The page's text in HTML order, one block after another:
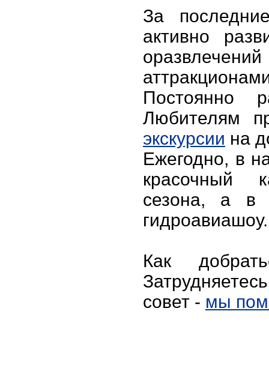
За
активно
Постоянно
Любителям
экскурсии на
Ежегодно, в
красочный
сезона, а в
гидроавиашоу.
Как
совет - мы